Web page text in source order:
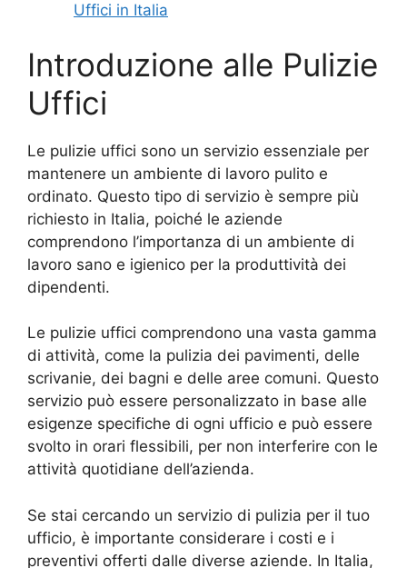
Uffici in Italia
Introduzione alle Pulizie
Uffici
Le pulizie uffici sono un servizio essenziale per
mantenere un ambiente di lavoro pulito e
ordinato. Questo tipo di servizio è sempre più
richiesto in Italia, poiché le aziende
comprendono l’importanza di un ambiente di
lavoro sano e igienico per la produttività dei
dipendenti.
Le pulizie uffici comprendono una vasta gamma
di attività, come la pulizia dei pavimenti, delle
scrivanie, dei bagni e delle aree comuni. Questo
servizio può essere personalizzato in base alle
esigenze specifiche di ogni ufficio e può essere
svolto in orari flessibili, per non interferire con le
attività quotidiane dell’azienda.
Se stai cercando un servizio di pulizia per il tuo
ufficio, è importante considerare i costi e i
preventivi offerti dalle diverse aziende. In Italia,